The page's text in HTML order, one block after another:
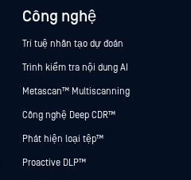
Công nghệ
Trí tuệ nhân tạo dự đoán
Trình kiểm tra nội dung AI
Metascan™ Multiscanning
Công nghệ Deep CDR™
Phát hiện loại tệp™
Proactive DLP™